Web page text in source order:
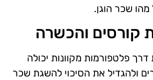
שכר הוגן.
קורסים והכשרה
פלטפורמות מקוונות יכולה
ולהגדיל את הסיכוי להשגת שכר